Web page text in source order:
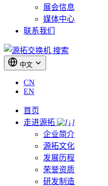
展会信息
媒体中心
联系我们
搜索
中文
CN
EN
首页
走进源拓
企业简介
源拓文化
发展历程
荣誉资质
研发制造